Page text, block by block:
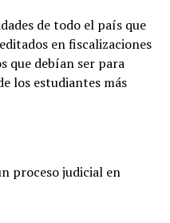
de todo el país que
en fiscalizaciones
que debían ser para
los estudiantes más
proceso judicial en